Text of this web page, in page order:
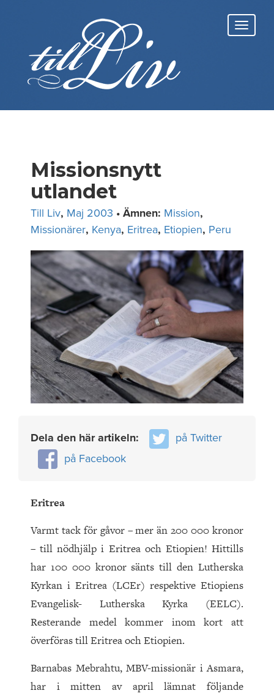
Missionsnytt
utlandet
Till Liv, Maj 2003 • Ämnen: Mission,
Missionärer, Kenya, Eritrea, Etiopien, Peru
Dela den här artikeln:
på Twitter
på Facebook
Eritrea
Varmt tack för gåvor – mer än 200 000 kronor
– till nödhjälp i Eritrea och Etiopien! Hittills
har 100 000 kronor sänts till den Lutherska
Kyrkan i Eritrea (LCEr) respektive Etiopiens
Evangelisk- Lutherska Kyrka (EELC).
Resterande medel kommer inom kort att
överföras till Eritrea och Etiopien.
Barnabas Mebrahtu, MBV-missionär i Asmara,
har i mitten av april lämnat följande